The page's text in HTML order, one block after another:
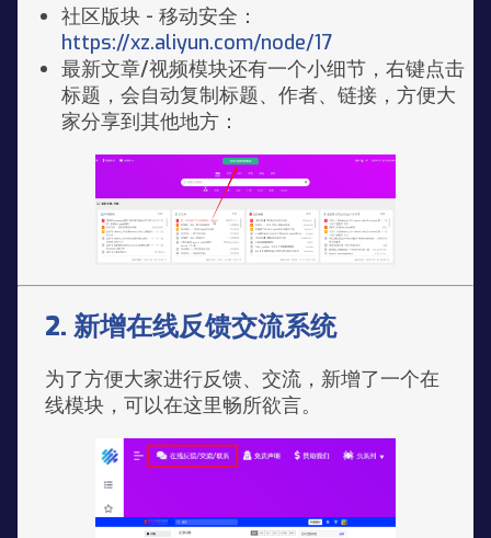
社区版块 - 移动安全：
https://xz.aliyun.com/node/17
最新文章/视频模块还有一个小细节，右键点击
标题，会自动复制标题、作者、链接，方便大
家分享到其他地方：
2. 新增在线反馈交流系统
为了方便大家进行反馈、交流，新增了一个在
线模块，可以在这里畅所欲言。